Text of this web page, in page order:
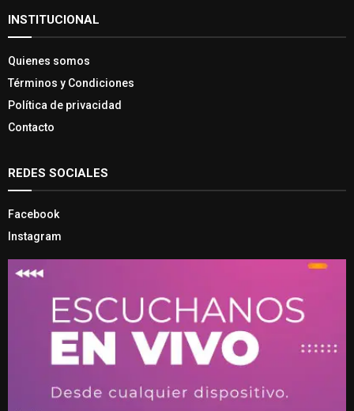
INSTITUCIONAL
Quienes somos
Términos y Condiciones
Política de privacidad
Contacto
REDES SOCIALES
Facebook
Instagram